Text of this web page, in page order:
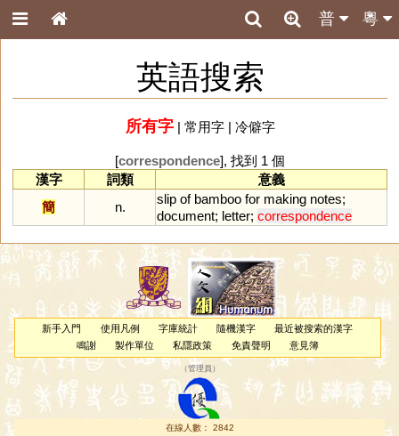
粵
普
英語搜索
所有字| 常用字| 冷僻字
[correspondence], 找到 1 個
漢字
詞類
意義
簡
n.
slip of bamboo for making notes;
document; letter; correspondence
新手入門 使用凡例 字庫統計 隨機漢字
最近被搜索的漢字
鳴謝
製作單位 私隱政策 免責聲明 意見簿
（管理員 ）
在線人數： 2842